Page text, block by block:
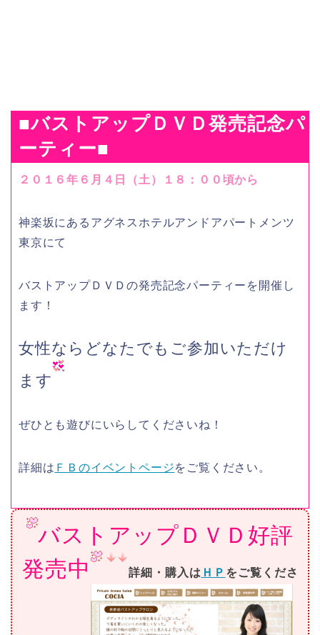
■バストアップＤＶＤ発売記念パ
ーティー■
２０１６年６月４日（土）１８：００頃から
神楽坂にあるアグネスホテルアンドアパートメンツ
東京にて
バストアップＤＶＤの発売記念パーティーを開催し
ます！
女性ならどなたでもご参加いただけ
ます
ぜひとも遊びにいらしてくださいね！
詳細は ＦＢのイベントページをご覧ください。
バストアップＤＶＤ好評
発売中
詳細・購入は ＨＰ をご覧くださ